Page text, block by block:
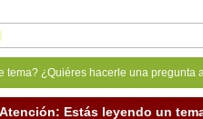
tema? ¿Quiéres hacerle una
Atención: Estás leyendo un